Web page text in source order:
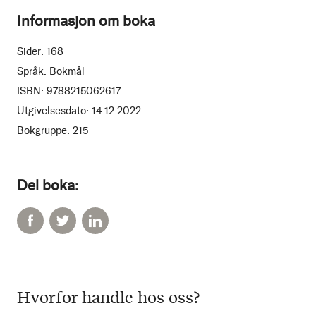
Del boka:
Informasjon om boka
Sider: 168
Språk: Bokmål
ISBN: 9788215062617
Utgivelsesdato: 14.12.2022
Bokgruppe: 215
Hvorfor handle hos oss?